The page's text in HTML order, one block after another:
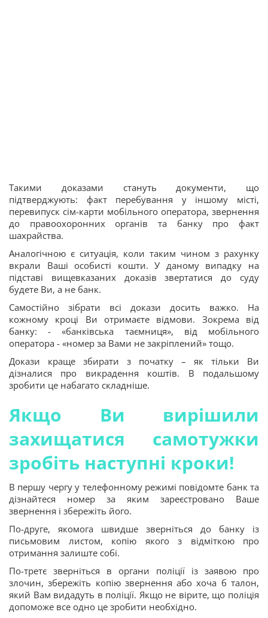
Такими доказами стануть документи, що
підтверджують: факт перебування у іншому місті,
перевипуск сім-карти мобільного оператора, звернення
до правоохоронних органів та банку про факт
шахрайства.
Аналогічною є ситуація, коли таким чином з рахунку
вкрали Ваші особисті кошти. У даному випадку на
підставі вищевказаних доказів звертатися до суду
будете Ви, а не банк.
Самостійно зібрати всі докази досить важко. На
кожному кроці Ви отримаєте відмови. Зокрема від
банку: - «банківська таємниця», від мобільного
оператора - «номер за Вами не закріплений» тощо.
Докази краще збирати з початку – як тільки Ви
дізналися про викрадення коштів. В подальшому
зробити це набагато складніше.
Якщо Ви вирішили
захищатися самотужки
зробіть наступні кроки!
В першу чергу у телефонному режимі повідомте банк та
дізнайтеся номер за яким зареєстровано Ваше
звернення і збережіть його.
По-друге, якомога швидше зверніться до банку із
письмовим листом, копію якого з відміткою про
отримання залиште собі.
По-третє зверніться в органи поліції із заявою про
злочин, збережіть копію звернення або хоча б талон,
який Вам видадуть в поліції. Якщо не вірите, що поліція
допоможе все одно це зробити необхідно.